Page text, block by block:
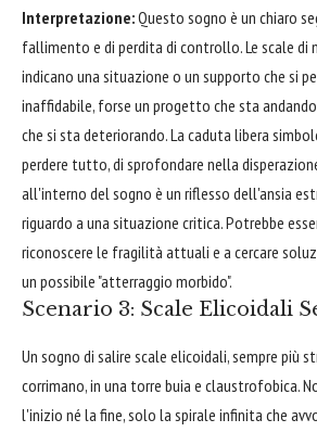
Interpretazione:Questo sogno è un chiaro
fallimento e di perdita di controllo. Le scale di
indicano una situazione o un supporto che si
inaffidabile, forse un progetto che sta
che si sta deteriorando. La caduta libera
perdere tutto, di sprofondare nella
all'interno del sogno è un riflesso dell'ansia
riguardo a una situazione critica. Potrebbe
riconoscere le fragilità attuali e a cercare
un possibile "atterraggio morbido".
Scenario 3: Scale Elicoidali
Un sogno di salire scale elicoidali, sempre più
corrimano, in una torre buia e claustrofobica.
l'inizio né la fine, solo la spirale infinita che